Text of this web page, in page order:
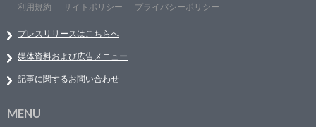
利用規約
サイトポリシー プライバシーポリシー
プレスリリースはこちらへ
媒体資料および広告メニュー
記事に関するお問い合わせ
MENU